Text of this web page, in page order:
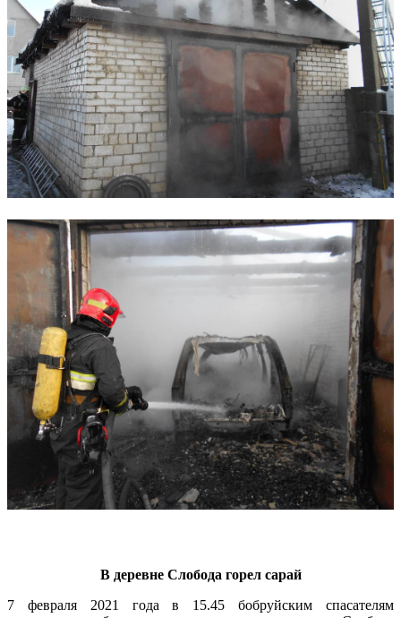
В деревне Слобода горел сарай
7 февраля 2021 года в 15.45 бобруйским спасателям